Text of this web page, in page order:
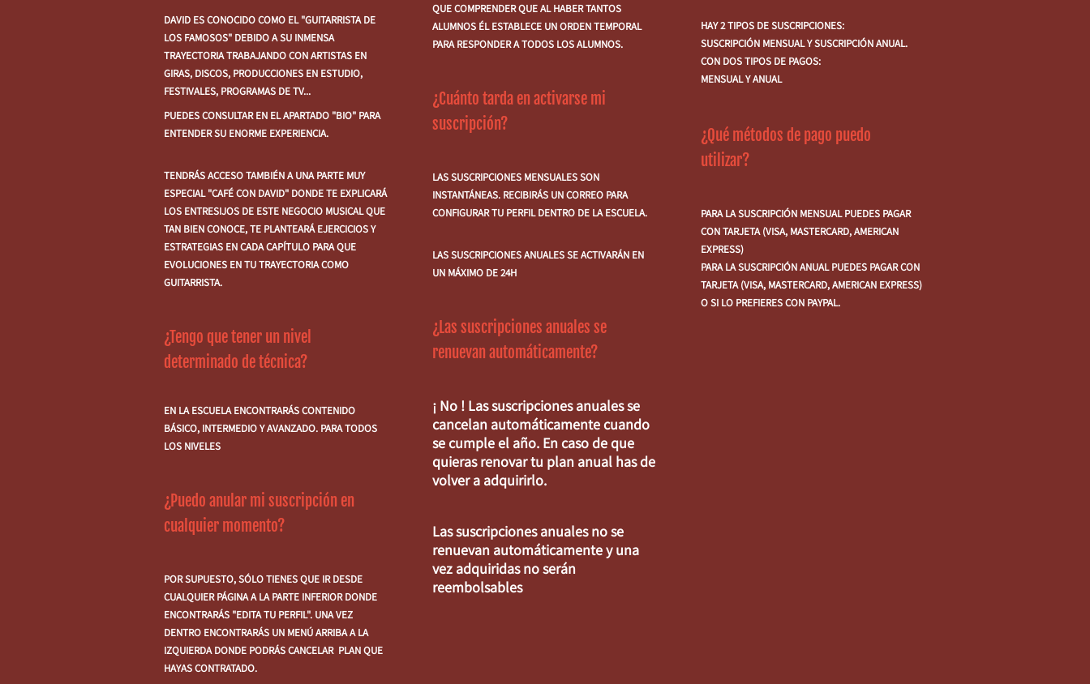
DAVID ES CONOCIDO COMO EL "GUITARRISTA DE
LOS FAMOSOS" DEBIDO A SU INMENSA
TRAYECTORIA TRABAJANDO CON ARTISTAS EN
GIRAS, DISCOS, PRODUCCIONES EN ESTUDIO,
FESTIVALES, PROGRAMAS DE TV...
PUEDES CONSULTAR EN EL APARTADO "BIO" PARA
ENTENDER SU ENORME EXPERIENCIA.
TENDRÁS ACCESO TAMBIÉN A UNA PARTE MUY
ESPECIAL "CAFÉ CON DAVID" DONDE TE EXPLICARÁ
LOS ENTRESIJOS DE ESTE NEGOCIO MUSICAL QUE
TAN BIEN CONOCE, TE PLANTEARÁ EJERCICIOS Y
ESTRATEGIAS EN CADA CAPÍTULO PARA QUE
EVOLUCIONES EN TU TRAYECTORIA COMO
GUITARRISTA.
¿Tengo que tener un nivel
determinado de técnica?
EN LA ESCUELA ENCONTRARÁS CONTENIDO
BÁSICO, INTERMEDIO Y AVANZADO. PARA TODOS
LOS NIVELES
¿Puedo anular mi suscripción en
cualquier momento?
POR SUPUESTO, SÓLO TIENES QUE IR DESDE
CUALQUIER PÁGINA A LA PARTE INFERIOR DONDE
ENCONTRARÁS "EDITA TU PERFIL". UNA VEZ
DENTRO ENCONTRARÁS UN MENÚ ARRIBA A LA
IZQUIERDA DONDE PODRÁS CANCELAR PLAN QUE
HAYAS CONTRATADO.
QUE COMPRENDER QUE AL HABER TANTOS
ALUMNOS ÉL ESTABLECE UN ORDEN TEMPORAL
PARA RESPONDER A TODOS LOS ALUMNOS.
¿Cuánto tarda en activarse mi
suscripción?
LAS SUSCRIPCIONES MENSUALES SON
INSTANTÁNEAS. RECIBIRÁS UN CORREO PARA
CONFIGURAR TU PERFIL DENTRO DE LA ESCUELA.
LAS SUSCRIPCIONES ANUALES SE ACTIVARÁN EN
UN MÁXIMO DE 24H
¿Las suscripciones anuales se
renuevan automáticamente?
¡ No ! Las suscripciones anuales se
cancelan automáticamente cuando
se cumple el año. En caso de que
quieras renovar tu plan anual has de
volver a adquirirlo.
Las suscripciones anuales no se
renuevan automáticamente y una
vez adquiridas no serán
reembolsables
HAY 2 TIPOS DE SUSCRIPCIONES:
SUSCRIPCIÓN MENSUAL Y SUSCRIPCIÓN ANUAL.
CON DOS TIPOS DE PAGOS:
MENSUAL Y ANUAL
¿Qué métodos de pago puedo
utilizar?
PARA LA SUSCRIPCIÓN MENSUAL PUEDES PAGAR
CON TARJETA (VISA, MASTERCARD, AMERICAN
EXPRESS)
PARA LA SUSCRIPCIÓN ANUAL PUEDES PAGAR CON
TARJETA (VISA, MASTERCARD, AMERICAN EXPRESS)
O SI LO PREFIERES CON PAYPAL.